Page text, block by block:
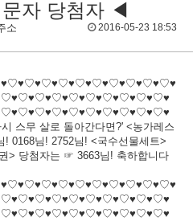
자 당첨자 ◀
소 2016-05-23 18:53
스무 살로 돌아간다면?' <농가레스
0168님! 2752님! <국수선물세트>
> 당첨자는 ☞ 3663님! 축하합니다